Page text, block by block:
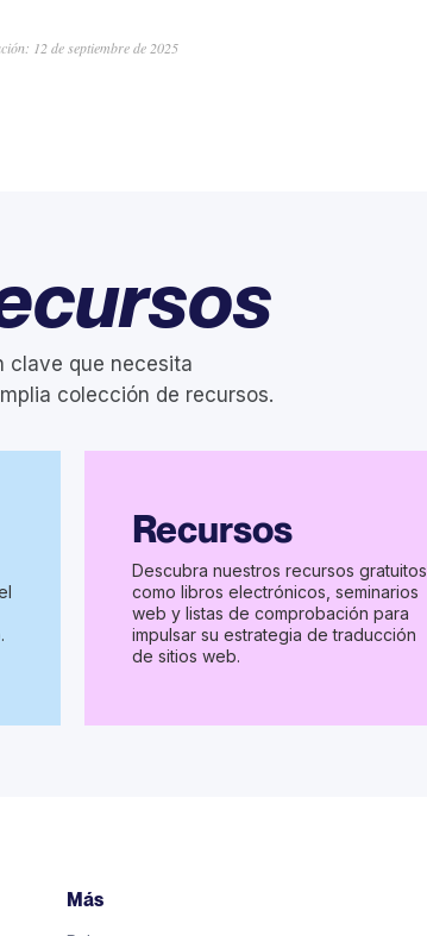
12 de septiembre de 2025
clave que necesita
colección de recursos.
Recursos
Descubra nuestros recursos gratuitos
como libros electrónicos, seminarios
web y listas de comprobación para
impulsar su estrategia de traducción
de sitios web.
Más